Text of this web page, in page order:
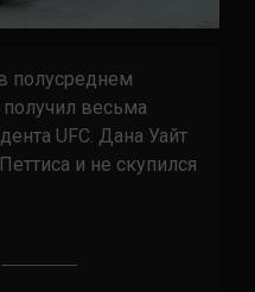
полусреднем
получил весьма
UFC. Дана Уайт
и не скупился